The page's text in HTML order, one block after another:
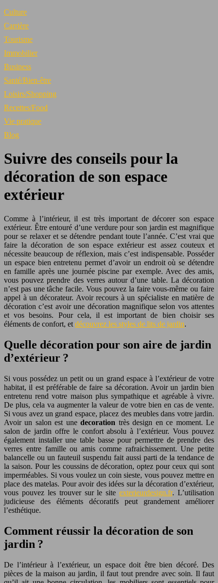
Culture
Carrière
Tourisme
Immobilier
Business
Santé/Bien-être
Loisirs/Shopping
Recettes/Food
Vie pratique
Blog
Suivre des conseils pour la
décoration de son espace
extérieur
Comme à l’intérieur, il est très important de décorer son espace
extérieur. Être entouré d’une verdure pour son jardin est magnifique
pour se relaxer et se détendre pendant toute l’année. C’est vrai que
faire la décoration de son espace extérieur est assez couteux et
nécessite beaucoup de réflexion, mais c’est indispensable. Posséder
un espace bien entretenu permet d’avoir un endroit où se détendre
en famille après une journée piscine par exemple. Avec des amis,
vous pouvez prendre des verres autour d’une table. La décoration
n’est pas une tâche facile. Vous pouvez la faire vous-même ou faire
appel à un décorateur. Avoir recours à un spécialiste en matière de
décoration c’est avoir une décoration magnifique selon vos attentes
et vos besoins. Pour cela, il est important de bien choisir ses
éléments de confort, et découvrez les styles de lits de jardin.
Quelle décoration pour son aire de jardin
d’extérieur ?
Si vous possédez un petit ou un grand espace à l’extérieur de votre
habitat, il est préférable de faire sa décoration. Avoir un jardin bien
entretenu rend votre maison plus sympathique et agréable à vivre.
De plus, cela va augmenter la valeur de votre bien en cas de vente.
Si vous avez un grand espace, placez des meubles dans votre jardin.
Avoir un salon est unedecoration très design en ce moment. Le
salon de jardin offre le confort absolu à l’extérieur. Vous pouvez
également installer une table basse pour permettre de prendre des
verres entre famille ou amis comme rafraichissement. Une petite
balancelle ou un fauteuil suspendu fait aussi parti de la tendance de
la saison. Pour les coussins de décoration, optez pour ceux qui sont
imperméables. Si vous voulez un coin sieste, vous pouvez mettre en
place des matelas. Pour avoir des idées sur la décoration d’extérieur,
vous pouvez les trouver sur le siteexterieurdesign.fr. L’utilisation
judicieuse des éléments décoratifs peut grandement améliorer
l’esthétique.
Comment réussir la décoration de son
jardin ?
De l’intérieur à l’extérieur, un espace doit être bien décoré. Des
pièces de la maison au jardin, il faut tout prendre avec soin. Il faut